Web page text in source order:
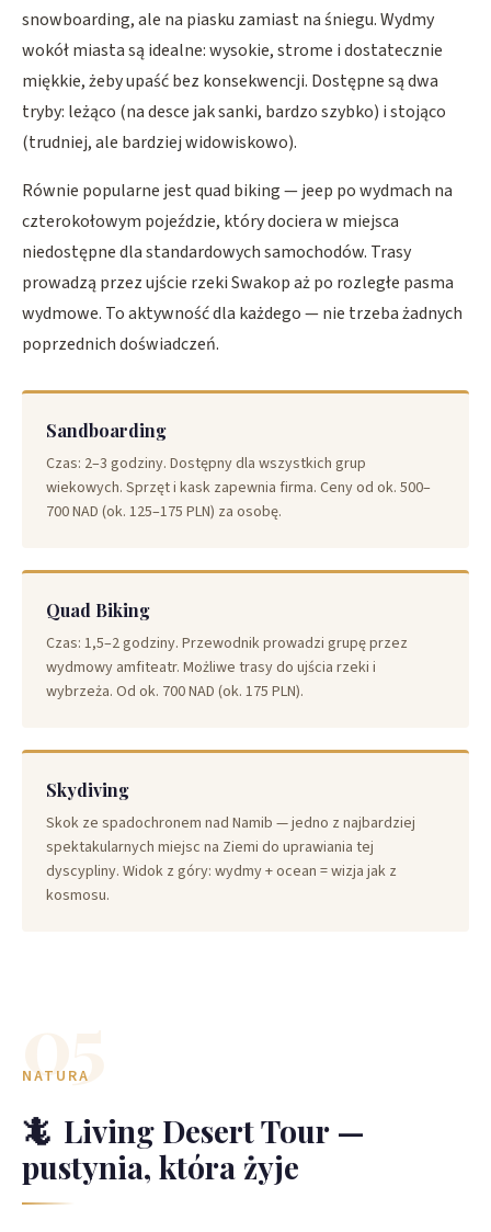
snowboarding, ale na piasku zamiast na śniegu. Wydmy
wokół miasta są idealne: wysokie, strome i dostatecznie
miękkie, żeby upaść bez konsekwencji. Dostępne są dwa
tryby: leżąco (na desce jak sanki, bardzo szybko) i stojąco
(trudniej, ale bardziej widowiskowo).
Równie popularne jest quad biking — jeep po wydmach na
czterokołowym pojeździe, który dociera w miejsca
niedostępne dla standardowych samochodów. Trasy
prowadzą przez ujście rzeki Swakop aż po rozległe pasma
wydmowe. To aktywność dla każdego — nie trzeba żadnych
poprzednich doświadczeń.
Sandboarding
Czas: 2–3 godziny. Dostępny dla wszystkich grup
wiekowych. Sprzęt i kask zapewnia firma. Ceny od ok. 500–
700 NAD (ok. 125–175 PLN) za osobę.
Quad Biking
Czas: 1,5–2 godziny. Przewodnik prowadzi grupę przez
wydmowy amfiteatr. Możliwe trasy do ujścia rzeki i
wybrzeża. Od ok. 700 NAD (ok. 175 PLN).
Skydiving
Skok ze spadochronem nad Namib — jedno z najbardziej
spektakularnych miejsc na Ziemi do uprawiania tej
dyscypliny. Widok z góry: wydmy + ocean = wizja jak z
kosmosu.
05
NATURA
🦎 Living Desert Tour —
pustynia, która żyje